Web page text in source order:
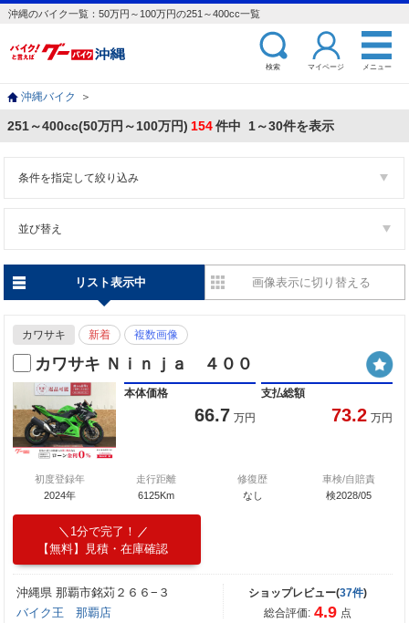
沖縄のバイク一覧：50万円～100万円の251～400cc一覧
検索 マイページ メニュー
沖縄バイク ＞
251～400cc(50万円～100万円) 154件中 1～30件を表示
条件を指定して絞り込み
並び替え
リスト表示中 画像表示に切り替える
カワサキ 新着 複数画像
カワサキ Ｎｉｎｊａ ４００
本体価格
66.7 万円
支払総額
73.2 万円
初度登録年
2024年
走行距離
6125Km
修復歴
なし
車検/自賠責
検2028/05
1分で完了！
【無料】見積・在庫確認
沖縄県 那覇市銘苅２６６−３
バイク王 那覇店
ショップレビュー(37件)
総合評価: 4.9 点